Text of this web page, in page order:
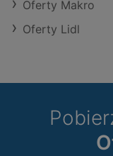
Oferty Makro
Oferty Lidl